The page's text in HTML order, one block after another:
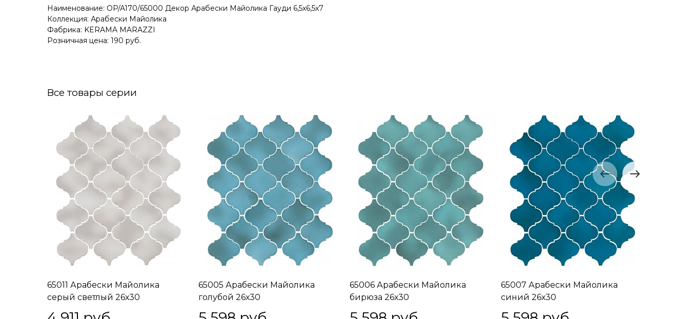
Наименование: OP/A170/65000 Декор Арабески Майолика Гауди 6,5х6,5х7
Коллекция: Арабески Майолика
Фабрика: KERAMA MARAZZI
Розничная цена: 190 руб.
Все товары серии
65011 Арабески Майолика
серый светлый 26х30
65005 Арабески Майолика
голубой 26х30
65006 Арабески Майолика
бирюза 26х30
65007 Арабески Майолика
синий 26х30